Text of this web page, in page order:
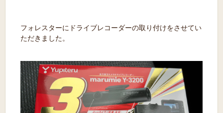
フォレスターにドライブレコーダーの取り付けをさせてい
ただきました。